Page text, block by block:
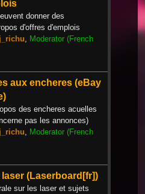
donner des
d'offres d'emplois
Moderator (French
aux encheres (eBay
des encheres acuelles
pas les annonces)
Moderator (French
(Laserboard[fr])
sur les laser et sujets